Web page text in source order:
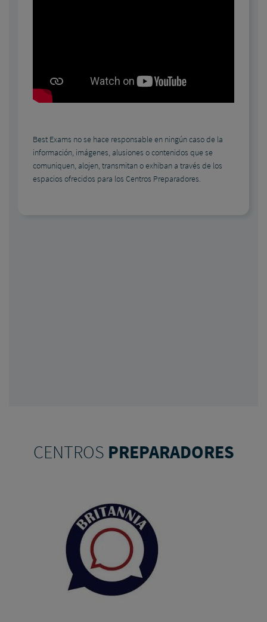
Best Exams no se hace responsable en ningún caso de la
información, imágenes, alusiones o contenidos que se
comuniquen, alojen, transmitan o exhiban a través de los
espacios ofrecidos para los Centros Preparadores.
CENTROS PREPARADORES